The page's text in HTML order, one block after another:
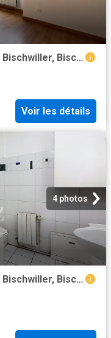
Location Appartement Route de Bischwiller, Bischheim
Voir les détails
4 photos
Location Appartement Route de Bischwiller, Bischheim